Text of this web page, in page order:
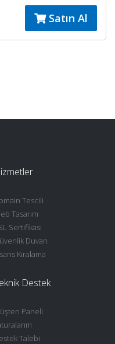
Satın Al
Tescili
Tasarım
Sertifikası
Duvarı
Kiralama
Destek
Paneli
Talebi